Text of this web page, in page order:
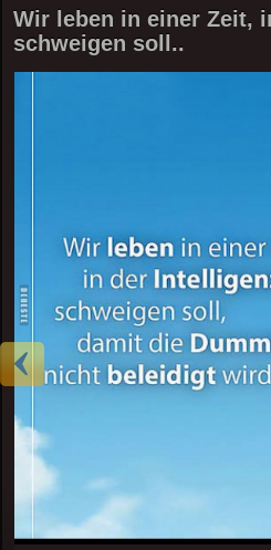
Wir leben in einer Zeit,
schweigen soll..